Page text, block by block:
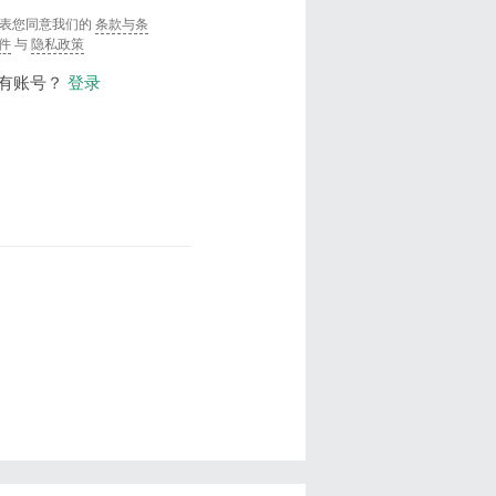
您同意我们的 条款与条
与 隐私政策
账号？ 登录